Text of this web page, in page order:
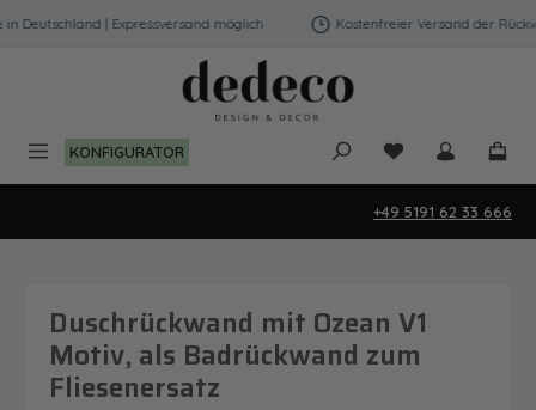
Zum Hauptinhalt springen
| Expressversand möglich Kostenfreier Versand der
KONFIGURATOR Du hast 0
+49 5191 62 33 666
Duschrückwand mit Ozean V1
Motiv, als Badrückwand zum
Fliesenersatz